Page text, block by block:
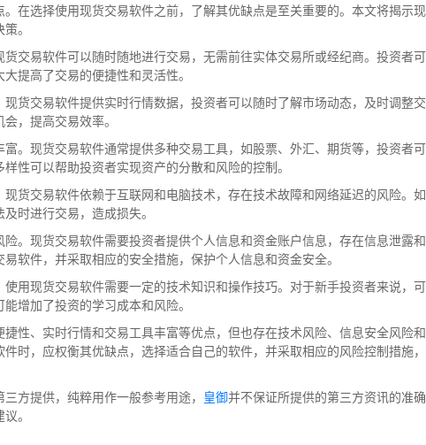
。在选择使用现货交易软件之前，了解其优缺点是至关重要的。本文将揭示
。
货交易软件可以随时随地进行交易，无需前往实体交易所或经纪商。投资者
提高了交易的便捷性和灵活性。
现货交易软件提供实时行情数据，投资者可以随时了解市场动态，及时调整
，提高交易效率。
富。现货交易软件通常提供多种交易工具，如股票、外汇、期货等，投资者
性可以帮助投资者实现资产的分散和风险的控制。
现货交易软件依赖于互联网和电脑技术，存在技术故障和网络延迟的风险。
时进行交易，造成损失。
险。现货交易软件需要投资者提供个人信息和资金账户信息，存在信息泄露
软件，并采取相应的安全措施，保护个人信息和资金安全。
使用现货交易软件需要一定的技术知识和操作技巧。对于新手投资者来说，
增加了投资的学习成本和风险。
捷性、实时行情和交易工具丰富等优点，但也存在技术风险、信息安全风险
件时，应权衡其优缺点，选择适合自己的软件，并采取相应的风险控制措施
方提供，纯粹用作一般参考用途， 皇御并不保证所提供的第三方资讯的准
。